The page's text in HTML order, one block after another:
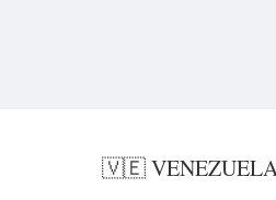
🇻🇪 VENEZUELA